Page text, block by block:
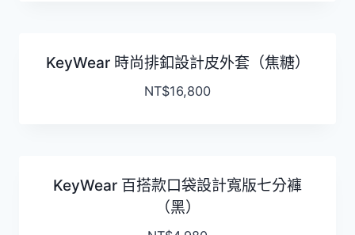
KeyWear 時尚排釦設計皮外套（焦糖）
NT$16,800
KeyWear 百搭款口袋設計寬版七分褲
（黑）